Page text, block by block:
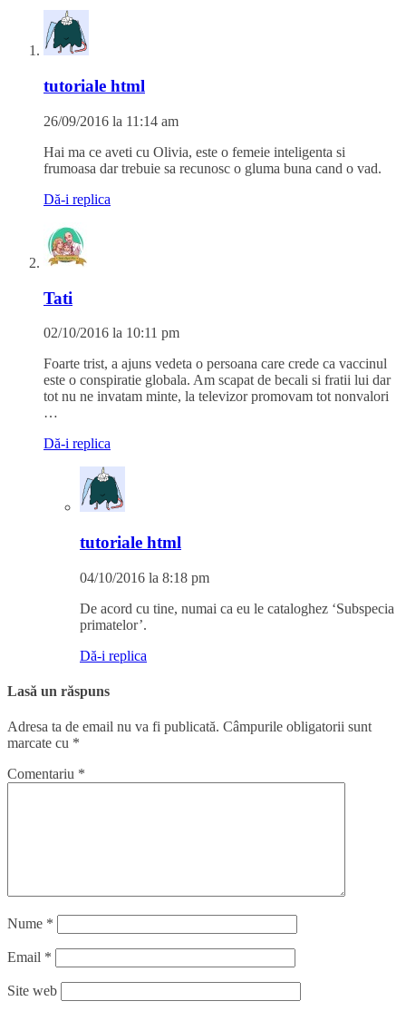
tutoriale html
26/09/2016 la 11:14 am
Hai ma ce aveti cu Olivia, este o femeie inteligenta si
frumoasa dar trebuie sa recunosc o gluma buna cand o vad.
Dă-i replica
Tati
02/10/2016 la 10:11 pm
Foarte trist, a ajuns vedeta o persoana care crede ca vaccinul
este o conspiratie globala. Am scapat de becali si fratii lui dar
tot nu ne invatam minte, la televizor promovam tot nonvalori
…
Dă-i replica
tutoriale html
04/10/2016 la 8:18 pm
De acord cu tine, numai ca eu le cataloghez ‘Subspecia
primatelor’.
Dă-i replica
Lasă un răspuns
Adresa ta de email nu va fi publicată. Câmpurile obligatorii sunt
marcate cu *
Comentariu *
Nume *
Email *
Site web